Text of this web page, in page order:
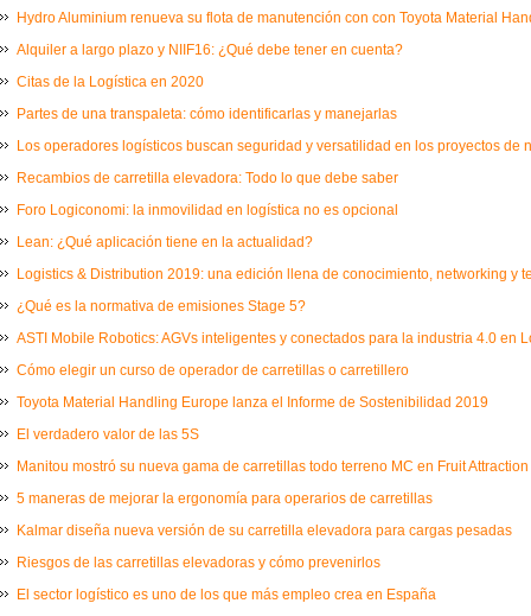
Hydro Aluminium renueva su flota de manutención con con Toyota Material
Alquiler a largo plazo y NIIF16: ¿Qué debe tener en cuenta?
Citas de la Logística en 2020
Partes de una transpaleta: cómo identificarlas y manejarlas
Los operadores logísticos buscan seguridad y versatilidad en los proyectos de
Recambios de carretilla elevadora: Todo lo que debe saber
Foro Logiconomi: la inmovilidad en logística no es opcional
Lean: ¿Qué aplicación tiene en la actualidad?
Logistics & Distribution 2019: una edición llena de conocimiento, networking y
¿Qué es la normativa de emisiones Stage 5?
ASTI Mobile Robotics: AGVs inteligentes y conectados para la industria 4.0 en
Cómo elegir un curso de operador de carretillas o carretillero
Toyota Material Handling Europe lanza el Informe de Sostenibilidad 2019
El verdadero valor de las 5S
Manitou mostró su nueva gama de carretillas todo terreno MC en Fruit Attraction
5 maneras de mejorar la ergonomía para operarios de carretillas
Kalmar diseña nueva versión de su carretilla elevadora para cargas pesadas
Riesgos de las carretillas elevadoras y cómo prevenirlos
El sector logístico es uno de los que más empleo crea en España